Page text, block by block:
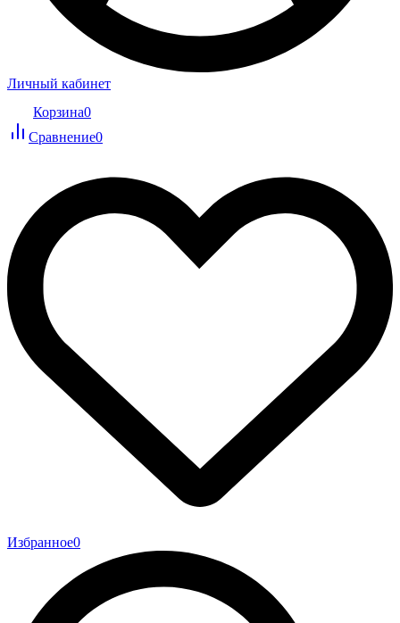
Личный кабинет
Корзина0
Сравнение0
Избранное0